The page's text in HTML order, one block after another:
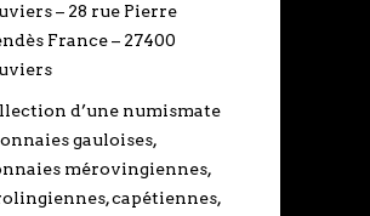
– 28 rue Pierre
France – 27400
d’une numismate
gauloises,
mérovingiennes,
capétiennes,